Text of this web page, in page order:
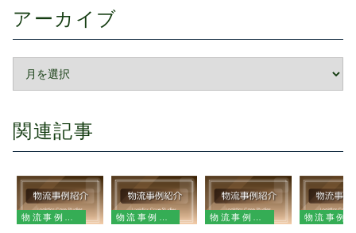
アーカイブ
関連記事
物流事例紹介 物流事例紹介 物流事例紹介